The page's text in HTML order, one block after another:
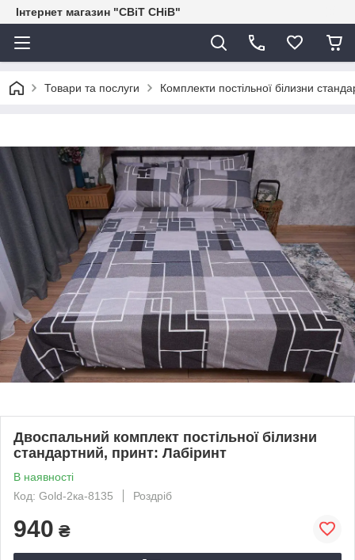
Інтернет магазин "СВіТ СНіВ"
Товари та послуги Комплекти постільної білизни
Двоспальний комплект постільної білизни
стандартний, принт: Лабіринт
В наявності
Код: Gold-2ка-8135
Роздріб
940 ₴